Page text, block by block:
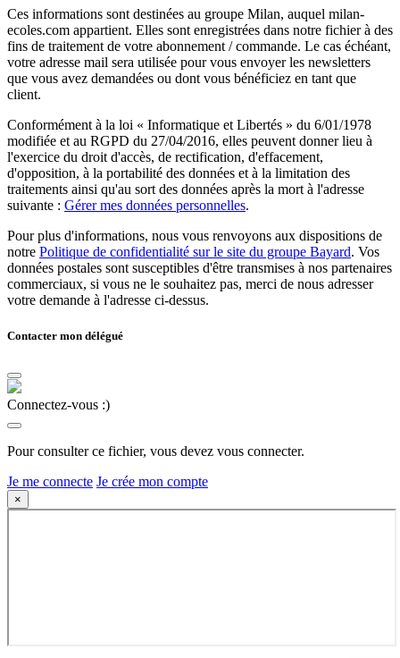
Ces informations sont destinées au groupe Milan, auquel milan-
ecoles.com appartient. Elles sont enregistrées dans notre fichier à des
fins de traitement de votre abonnement / commande. Le cas échéant,
votre adresse mail sera utilisée pour vous envoyer les newsletters
que vous avez demandées ou dont vous bénéficiez en tant que
client.
Conformément à la loi « Informatique et Libertés » du 6/01/1978
modifiée et au RGPD du 27/04/2016, elles peuvent donner lieu à
l'exercice du droit d'accès, de rectification, d'effacement,
d'opposition, à la portabilité des données et à la limitation des
traitements ainsi qu'au sort des données après la mort à l'adresse
suivante : Gérer mes données personnelles.
Pour plus d'informations, nous vous renvoyons aux dispositions de
notre Politique de confidentialité sur le site du groupe Bayard. Vos
données postales sont susceptibles d'être transmises à nos partenaires
commerciaux, si vous ne le souhaitez pas, merci de nous adresser
votre demande à l'adresse ci-dessus.
Contacter mon délégué
Connectez-vous :)
Pour consulter ce fichier, vous devez vous connecter.
Je me connecte Je crée mon compte
×